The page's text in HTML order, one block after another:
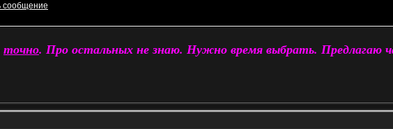
точно. Про остальных не знаю. Нужно время выбрать. Предлагаю